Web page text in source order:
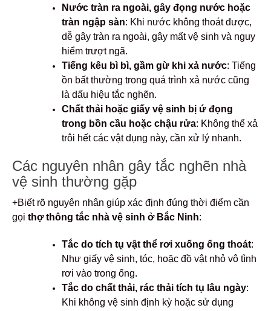
Nước tràn ra ngoài, gây đọng nước hoặc
tràn ngập sàn: Khi nước không thoát được,
dễ gây tràn ra ngoài, gây mất vệ sinh và nguy
hiểm trượt ngã.
Tiếng kêu bì bì, gầm gừ khi xả nước: Tiếng
ồn bất thường trong quá trình xả nước cũng
là dấu hiệu tắc nghẽn.
Chất thải hoặc giấy vệ sinh bị ứ đọng
trong bồn cầu hoặc chậu rửa: Không thể xả
trôi hết các vật dụng này, cần xử lý nhanh.
Các nguyên nhân gây tắc nghẽn nhà
vệ sinh thường gặp
+Biết rõ nguyên nhân giúp xác định đúng thời điểm cần
gọi thợ thông tắc nhà vệ sinh ở Bắc Ninh:
Tắc do tích tụ vật thể rơi xuống ống thoát:
Như giấy vệ sinh, tóc, hoặc đồ vật nhỏ vô tình
rơi vào trong ống.
Tắc do chất thải, rác thải tích tụ lâu ngày:
Khi không vệ sinh định kỳ hoặc sử dụng